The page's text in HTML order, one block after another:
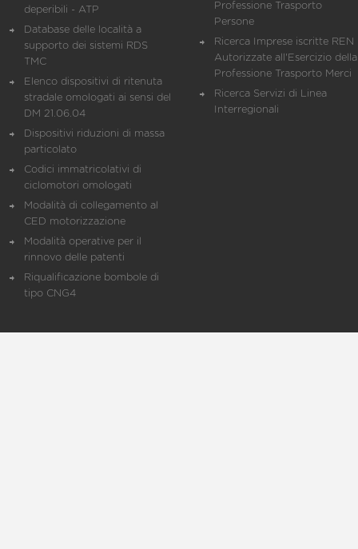
deperibili - ATP
Database delle località a
supporto dei sistemi RDS
TMC
Elenco dispositivi di ritenuta
stradale omologati ai sensi del
DM 21.06.04
Dispositivi riduzioni di massa
particolato
Codici immatricolativi di
ciclomotori omologati
Modalità di collegamento al
CED motorizzazione
Modalità operative per il
rinnovo delle patenti
Riqualificazione bombole di
tipo CNG4
Professione Trasporto
Persone
Ricerca Imprese iscritte REN
Autorizzate all'Esercizio della
Professione Trasporto Merci
Ricerca Servizi di Linea
Interregionali